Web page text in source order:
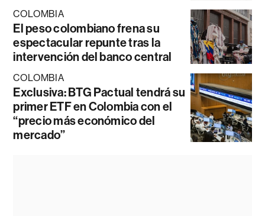
COLOMBIA
El peso colombiano frena su
espectacular repunte tras la
intervención del banco central
COLOMBIA
Exclusiva: BTG Pactual tendrá su
primer ETF en Colombia con el
“precio más económico del
mercado”